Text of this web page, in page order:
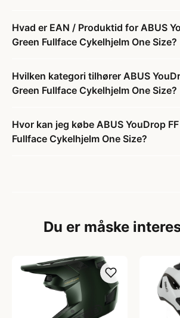
Hvad er EAN / Produktid for ABUS
Green Fullface Cykelhjelm One Size?
Hvilken kategori tilhører ABUS
Green Fullface Cykelhjelm One Size?
Hvor kan jeg købe ABUS YouDrop
Fullface Cykelhjelm One Size?
Du er måske